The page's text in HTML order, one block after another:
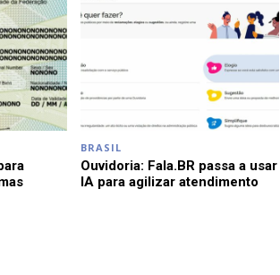
BRASIL
Ouvidoria: Fala.BR passa a usar
IA para agilizar atendimento